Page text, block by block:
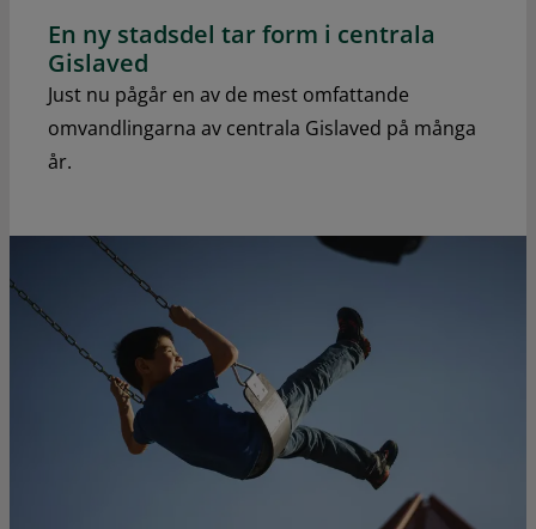
En ny stadsdel tar form i centrala
Gislaved
Just nu pågår en av de mest omfattande
omvandlingarna av centrala Gislaved på många
år.